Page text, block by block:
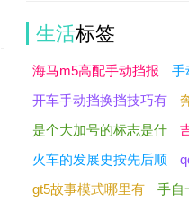
生活标签
海马m5高配手动挡报
手
开车手动挡换挡技巧有
是个大加号的标志是什
火车的发展史按先后顺
gt5故事模式哪里有
手自